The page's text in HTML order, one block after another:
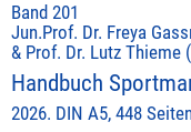
Band 201
Jun.Prof. Dr. Freya
& Prof. Dr. Lutz Thieme
Handbuch
2026. DIN A5, 448